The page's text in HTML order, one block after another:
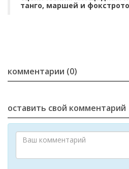
танго, маршей и
комментарии (0)
оставить свой комментарий